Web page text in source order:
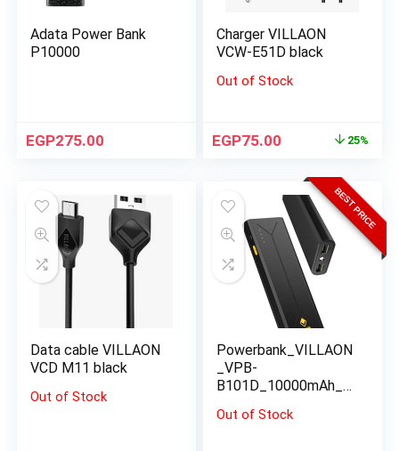
Adata Power Bank
P10000
EGP275.00
Charger VILLAON
VCW-E51D black
Out of Stock
EGP75.00 25%
Data cable VILLAON
VCD M11 black
Out of Stock
BEST PRICE
Powerbank_VILLAON
_VPB-
B101D_10000mAh_bl
Out of Stock